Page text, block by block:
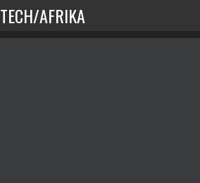
TECH/AFRIKA